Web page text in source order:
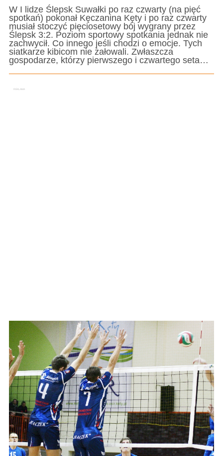
W I lidze Ślepsk Suwałki po raz czwarty (na pięć
spotkań) pokonał Kęczanina Kęty i po raz czwarty
musiał stoczyć pięciosetowy bój wygrany przez
Ślepsk 3:2. Poziom sportowy spotkania jednak nie
zachwycił. Co innego jeśli chodzi o emocje. Tych
siatkarze kibicom nie żałowali. Zwłaszcza
gospodarze, którzy pierwszego i czwartego seta…